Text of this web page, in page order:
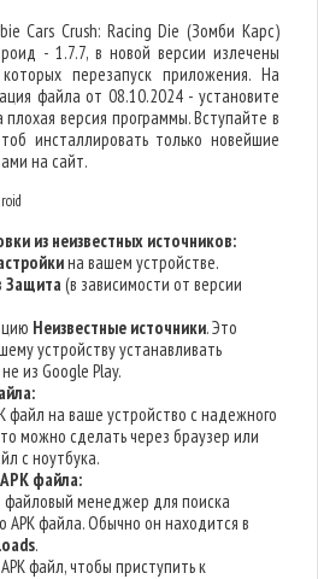
Cars Crush: Racing Die (Зомби Карс)
- 1.7.7, в новой версии излечены
перезапуск приложения. На
файла от 08.10.2024 - установите
версия программы. Вступайте в
инсталлировать только новейшие
на сайт.
из неизвестных источников:
на вашем устройстве.
Защита(в зависимости от версии
Неизвестные источники. Это
устройству устанавливать
из Google Play.
файл на ваше устройство с надежного
можно сделать через браузер или
с ноутбука.
файла:
файловый менеджер для поиска
APK файла. Обычно он находится в
.
файл, чтобы приступить к